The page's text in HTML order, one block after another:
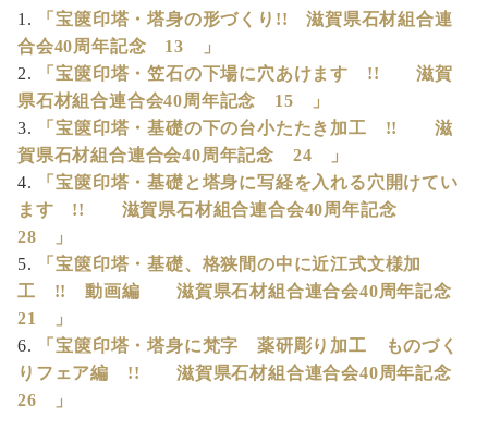
「宝篋印塔・塔身の形づくり!! 滋賀県石材組合連
合会40周年記念 13 」
「宝篋印塔・笠石の下場に穴あけます !! 滋賀
県石材組合連合会40周年記念 15 」
「宝篋印塔・基礎の下の台小たたき加工 !! 滋
賀県石材組合連合会40周年記念 24 」
「宝篋印塔・基礎と塔身に写経を入れる穴開けてい
ます !! 滋賀県石材組合連合会40周年記念
28 」
「宝篋印塔・基礎、格狭間の中に近江式文様加
工 !! 動画編 滋賀県石材組合連合会40周年記念
21 」
「宝篋印塔・塔身に梵字 薬研彫り加工 ものづく
りフェア編 !! 滋賀県石材組合連合会40周年記念
26 」